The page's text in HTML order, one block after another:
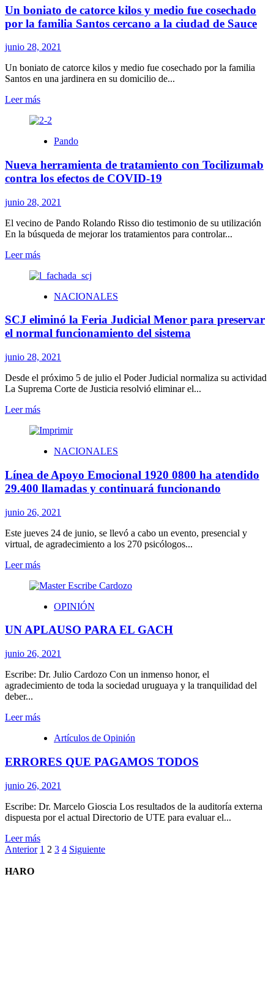
Un boniato de catorce kilos y medio fue cosechado
por la familia Santos cercano a la ciudad de Sauce
junio 28, 2021
Un boniato de catorce kilos y medio fue cosechado por la familia
Santos en una jardinera en su domicilio de...
Leer másLeer
sobre
boniato
catorce
kilos
y
medio
fue
cosechado
por
la
familia
cercano
la
de
Sauce
Pando
Nueva herramienta de tratamiento con Tocilizumab
contra los efectos de COVID-19
junio 28, 2021
El vecino de Pando Rolando Risso dio testimonio de su utilización
En la búsqueda de mejorar los tratamientos para controlar...
Leer másLeer
sobre
herramienta
tratamiento
con
contra
los
efectos
de
19
NACIONALES
SCJ eliminó la Feria Judicial Menor para preservar
el normal funcionamiento del sistema
junio 28, 2021
Desde el próximo 5 de julio el Poder Judicial normaliza su actividad
La Suprema Corte de Justicia resolvió eliminar el...
Leer másLeer
sobre
eliminó
Feria
Judicial
Menor
para
preservar
el
normal
funcionamiento
del
NACIONALES
Línea de Apoyo Emocional 1920 0800 ha atendido
29.400 llamadas y continuará funcionando
junio 26, 2021
Este jueves 24 de junio, se llevó a cabo un evento, presencial y
virtual, de agradecimiento a los 270 psicólogos...
Leer másLeer
sobre
de
Emocional
0800
atendido
29.400
continuará
OPINIÓN
UN APLAUSO PARA EL GACH
junio 26, 2021
Escribe: Dr. Julio Cardozo Con un inmenso honor, el
agradecimiento de toda la sociedad uruguaya y la tranquilidad del
deber...
Leer másLeer
sobre
APLAUSO
EL
GACH
Artículos de Opinión
ERRORES QUE PAGAMOS TODOS
junio 26, 2021
Escribe: Dr. Marcelo Gioscia Los resultados de la auditoría externa
dispuesta por el actual Directorio de UTE para evaluar el...
Leer másLeer
más
Paginación
de
Anterior 1 2 3 4 Siguiente
HARO